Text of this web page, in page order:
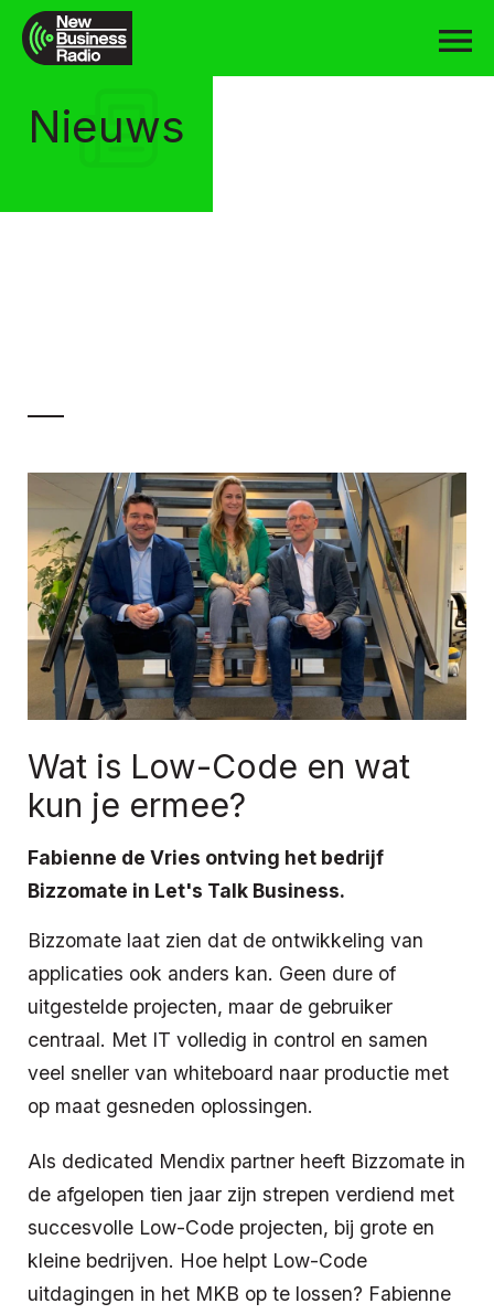
Nieuws
Wat is Low-Code en wat
kun je ermee?
Fabienne de Vries ontving het bedrijf
Bizzomate in Let's Talk Business.
Bizzomate laat zien dat de ontwikkeling van
applicaties ook anders kan. Geen dure of
uitgestelde projecten, maar de gebruiker
centraal. Met IT volledig in control en samen
veel sneller van whiteboard naar productie met
op maat gesneden oplossingen.
Als dedicated Mendix partner heeft Bizzomate in
de afgelopen tien jaar zijn strepen verdiend met
succesvolle Low-Code projecten, bij grote en
kleine bedrijven. Hoe helpt Low-Code
uitdagingen in het MKB op te lossen? Fabienne